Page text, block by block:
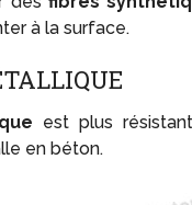
à la surface.
est plus
en béton.